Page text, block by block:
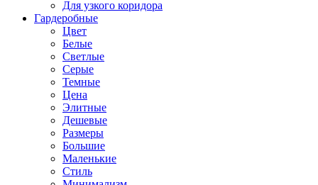
Для узкого коридора
Гардеробные
Цвет
Белые
Светлые
Серые
Темные
Цена
Элитные
Дешевые
Размеры
Большие
Маленькие
Стиль